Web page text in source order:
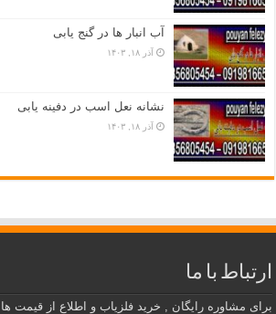
آب انبار ها در گنج یابی
آذر ۱۸, ۱۴۰۳
نشانه نعل اسب در دفینه یابی
آذر ۱۸, ۱۴۰۳
ارتباط با ما
برای مشاوره رایگان , خرید فلزیاب و اطلاع از قیمت